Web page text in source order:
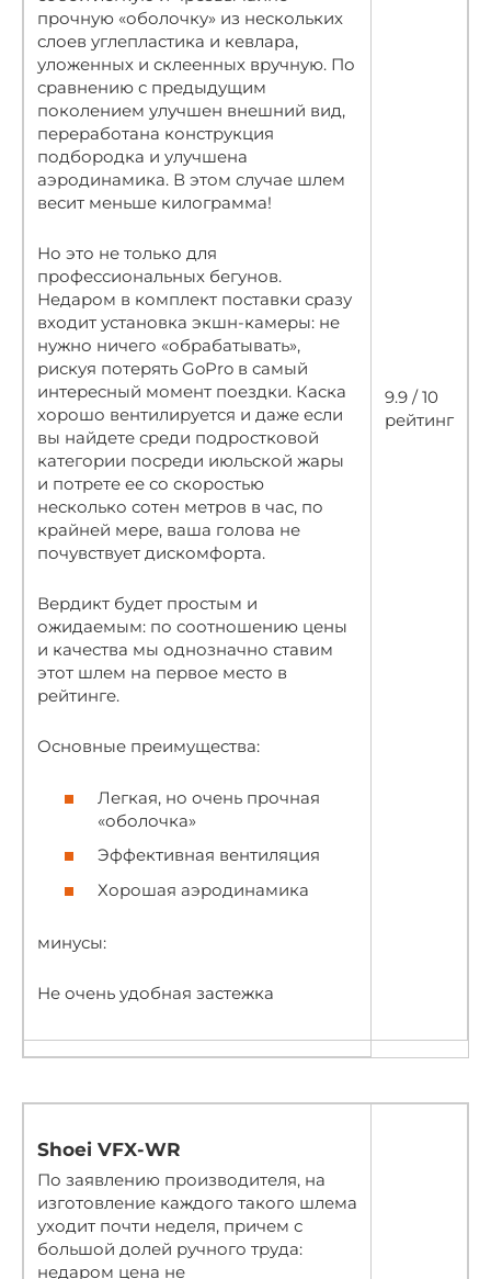
прочную «оболочку» из нескольких
слоев углепластика и кевлара,
уложенных и склеенных вручную. По
сравнению с предыдущим
поколением улучшен внешний вид,
переработана конструкция
подбородка и улучшена
аэродинамика. В этом случае шлем
весит меньше килограмма!
Но это не только для
профессиональных бегунов.
Недаром в комплект поставки сразу
входит установка экшн-камеры: не
нужно ничего «обрабатывать»,
рискуя потерять GoPro в самый
интересный момент поездки. Каска
хорошо вентилируется и даже если
вы найдете среди подростковой
категории посреди июльской жары
и потрете ее со скоростью
несколько сотен метров в час, по
крайней мере, ваша голова не
почувствует дискомфорта.
Вердикт будет простым и
ожидаемым: по соотношению цены
и качества мы однозначно ставим
этот шлем на первое место в
рейтинге.
Основные преимущества:
Легкая, но очень прочная
«оболочка»
Эффективная вентиляция
Хорошая аэродинамика
минусы:
Не очень удобная застежка
9.9 / 10
рейтинг
Shoei VFX-WR
По заявлению производителя, на
изготовление каждого такого шлема
уходит почти неделя, причем с
большой долей ручного труда:
недаром цена не